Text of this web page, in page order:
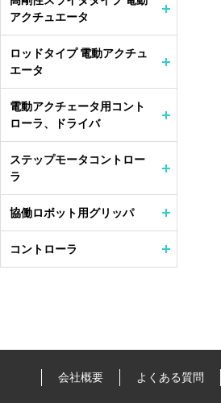
アクチュエータ
ロッドタイプ 電動アクチュ
エータ
電動アクチェータ用コント
ローラ、ドライバ
ステップモータコントロー
ラ
協働ロボット用グリッパ
コントローラ
会社概要 よくある質問